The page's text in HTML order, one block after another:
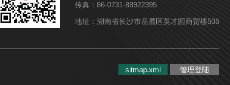
传真：86-0731-88922395
地址：湖南省长沙市岳麓区英才园商贸楼506
sitmap.xml 管理登陆